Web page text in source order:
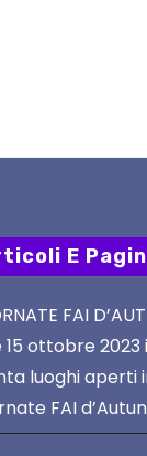
E
FAI
15 ottobre
luoghi aperti
FAI